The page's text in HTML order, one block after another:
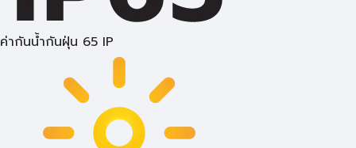
ค่ากันน้ำกันฝุ่น 65 IP